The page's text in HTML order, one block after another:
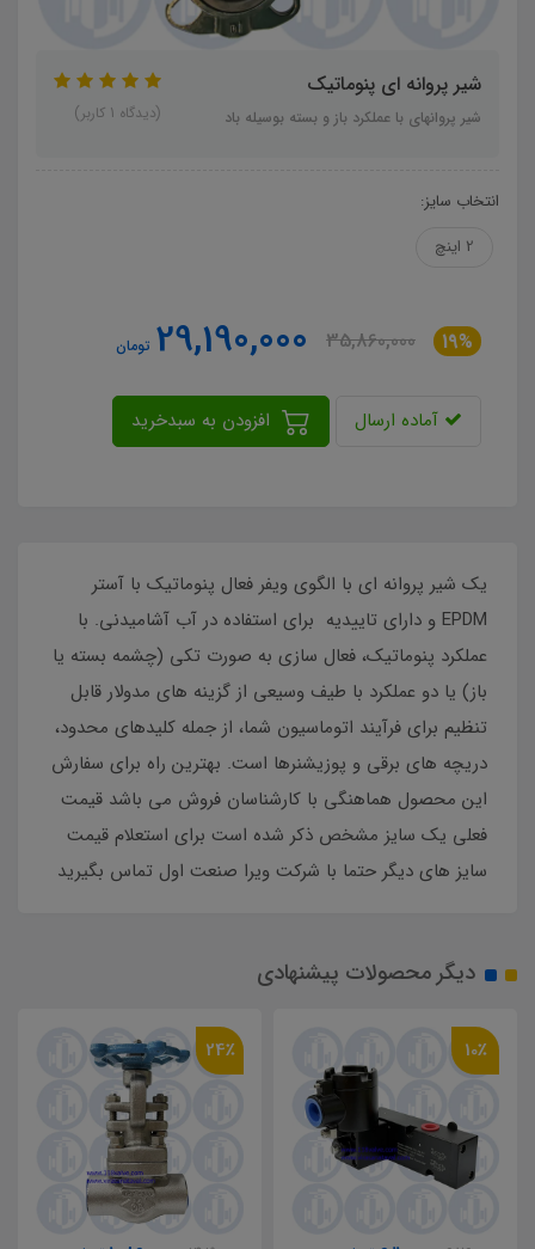
شیر پروانه ای پنوماتیک
شیر پروانهای با عملکرد باز و بسته بوسیله باد (دیدگاه 1 کاربر)
انتخاب سایز:
2 اینچ
19%
35,860,000
29,190,000 تومان
آماده ارسال
یک شیر پروانه ای با الگوی ویفر فعال پنوماتیک با آستر
EPDM و دارای تاییدیه برای استفاده در آب آشامیدنی. با
عملکرد پنوماتیک، فعال سازی به صورت تکی (چشمه بسته یا
باز) یا دو عملکرد با طیف وسیعی از گزینه های مدولار قابل
تنظیم برای فرآیند اتوماسیون شما، از جمله کلیدهای محدود،
دریچه های برقی و پوزیشنرها است. بهترین راه برای سفارش
این محصول هماهنگی با کارشناسان فروش می باشد قیمت
فعلی یک سایز مشخص ذکر شده است برای استعلام قیمت
سایز های دیگر حتما با شرکت ویرا صنعت اول تماس بگیرید
دیگر محصولات پیشنهادی
10٪ 24٪